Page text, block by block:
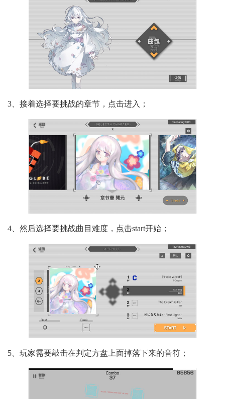
3、接着选择要挑战的章节，点击进入；
4、然后选择要挑战曲目难度，点击start开始；
5、玩家需要敲击在判定方盘上面掉落下来的音符；